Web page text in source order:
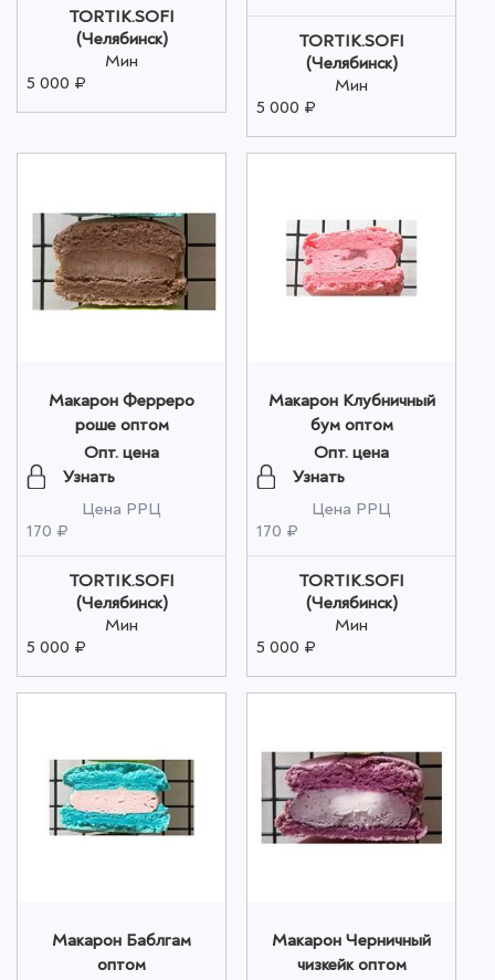
TORTIK.SOFI
(Челябинск)
Мин
5 000 ₽
TORTIK.SOFI
(Челябинск)
Мин
5 000 ₽
Макарон Ферреро
роше оптом
Опт. цена
Узнать
Цена РРЦ
170 ₽
TORTIK.SOFI
(Челябинск)
Мин
5 000 ₽
Макарон Клубничный
бум оптом
Опт. цена
Узнать
Цена РРЦ
170 ₽
TORTIK.SOFI
(Челябинск)
Мин
5 000 ₽
Макарон Баблгам
оптом
Макарон Черничный
чизкейк оптом